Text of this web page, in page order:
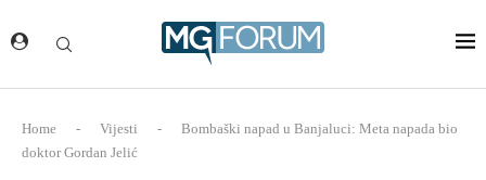
Home - Vijesti -
Bombaški napad u Banjaluci: Meta napada bio
doktor Gordan Jelić